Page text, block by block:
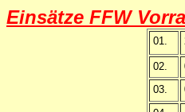
Einsätze FFW
01.
02.
03.